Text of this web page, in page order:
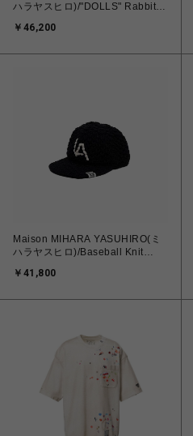
ハラヤスヒロ)/"DOLLS" Rabbit
￥46,200
Maison MIHARA YASUHIRO(ミ
ハラヤスヒロ)/Baseball Knit
￥41,800